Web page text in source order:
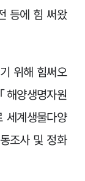
등에 힘 써왔
위해 힘써오
양생명자원
세계생물다양
조사 및 정화